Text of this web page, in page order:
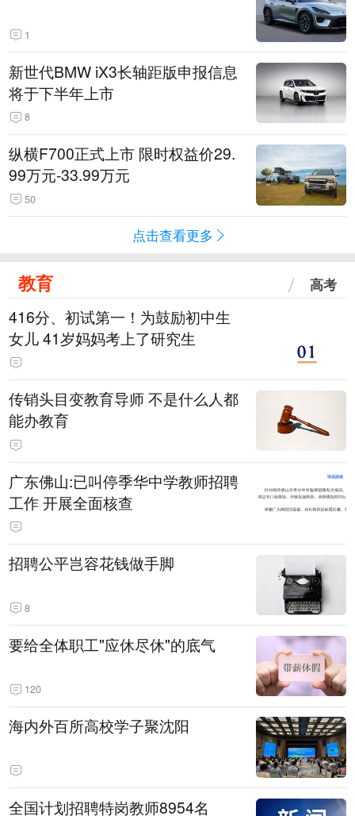
1
新世代BMW iX3长轴距版申报信息
将于下半年上市
8
纵横F700正式上市 限时权益价29.
99万元-33.99万元
50
点击查看更多
教育 高考
416分、初试第一！为鼓励初中生
女儿 41岁妈妈考上了研究生
传销头目变教育导师 不是什么人都
能办教育
广东佛山:已叫停季华中学教师招聘
工作 开展全面核查
招聘公平岂容花钱做手脚
8
要给全体职工"应休尽休"的底气
120
海内外百所高校学子聚沈阳
全国计划招聘特岗教师8954名